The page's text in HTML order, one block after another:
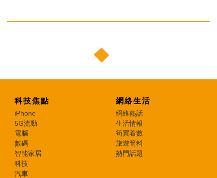
科技焦點
iPhone
5G流動
電腦
數碼
智能家居
科技
汽車
網絡生活
網絡熱話
生活情報
筍買着數
旅遊筍料
熱門話題